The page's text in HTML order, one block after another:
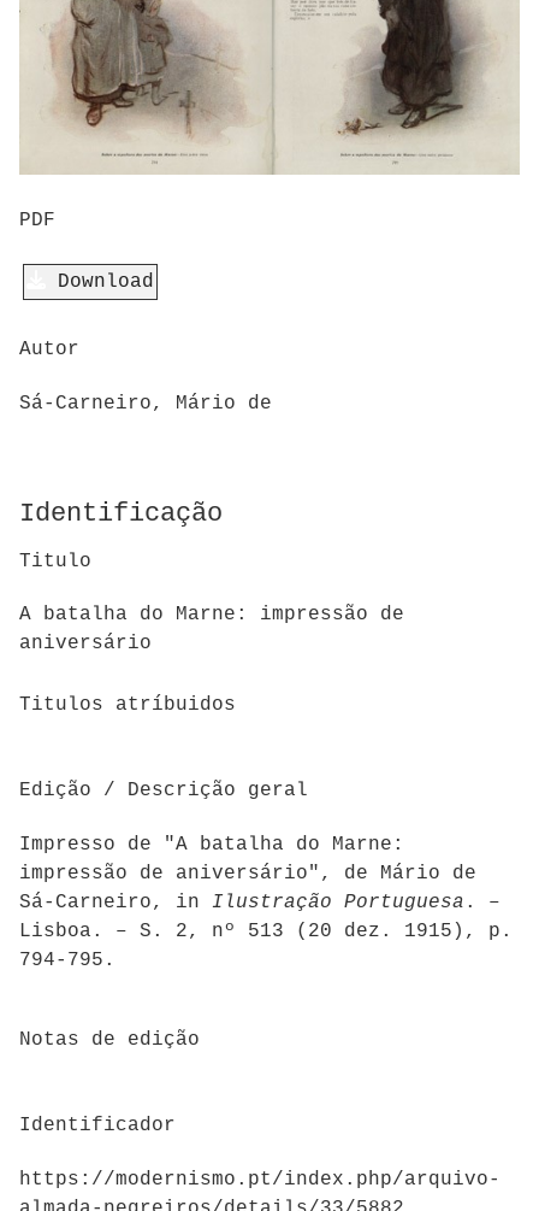
PDF
Download
Autor
Sá-Carneiro, Mário de
Identificação
Titulo
A batalha do Marne: impressão de
aniversário
Titulos atríbuidos
Edição / Descrição geral
Impresso de "A batalha do Marne:
impressão de aniversário", de Mário de
Sá-Carneiro, in Ilustração Portuguesa . –
Lisboa. – S. 2, nº 513 (20 dez. 1915), p.
794-795.
Notas de edição
Identificador
https://modernismo.pt/index.php/arquivo-